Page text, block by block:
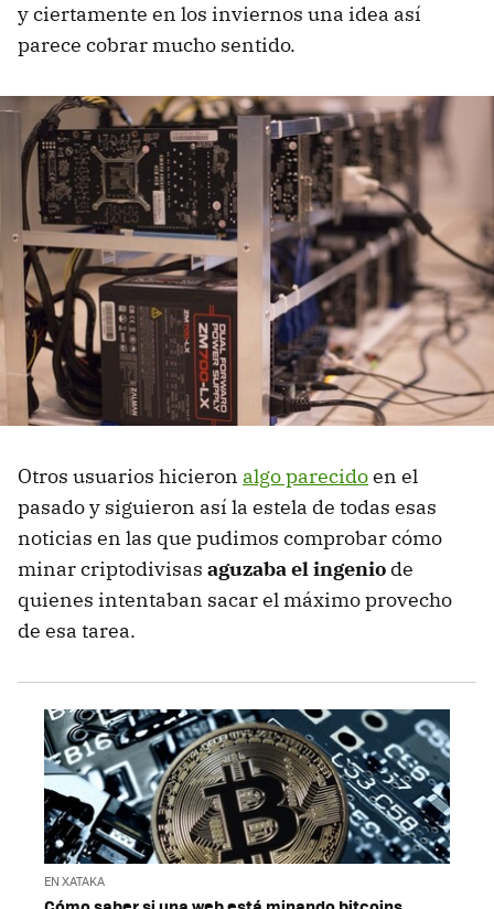
y ciertamente en los inviernos una idea así
parece cobrar mucho sentido.
Otros usuarios hicieron algo parecidoen el
pasado y siguieron así la estela de todas esas
noticias en las que pudimos comprobar cómo
minar criptodivisas aguzaba el ingenio de
quienes intentaban sacar el máximo provecho
de esa tarea.
EN XATAKA